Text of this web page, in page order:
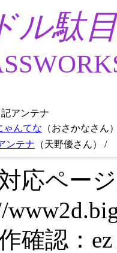
ル駄
アンテナ
ゃんてな （おさかなさん）
ンテナ （天野優さん） /
応ペー
作確認：